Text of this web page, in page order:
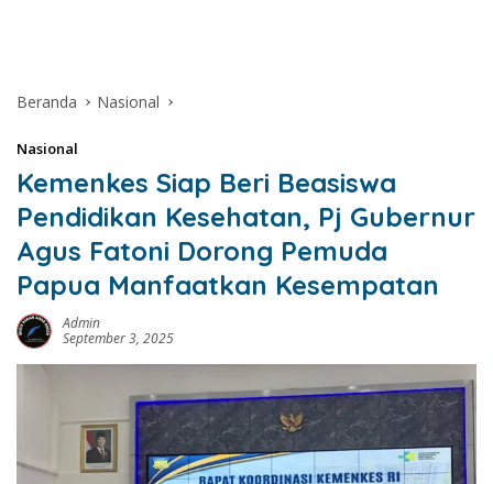
Beranda Nasional
Nasional
Kemenkes Siap Beri Beasiswa
Pendidikan Kesehatan, Pj Gubernur
Agus Fatoni Dorong Pemuda
Papua Manfaatkan Kesempatan
Admin
September 3, 2025